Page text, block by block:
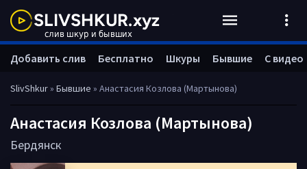
SlivShkur» Бывшие » Анастасия Козлова (Мартынова)
Анастасия Козлова (Мартынова)
Бердянск
Добавить слив Бесплатно Шкуры Бывшие С видео